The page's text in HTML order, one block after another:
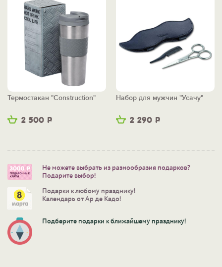
2 500 Р
Термостакан "Construction"
2 290 Р
Набор для мужчин "Усачу"
Не можете выбрать из разнообразия подарков?
Подарите выбор!
Подарки к любому празднику!
Календарь от Ар де Кадо!
Подберите подарки к ближайшему празднику!